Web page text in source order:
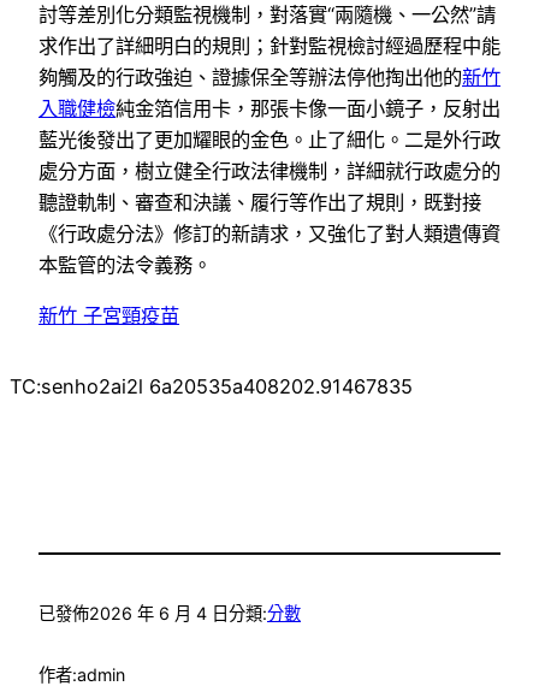
討等差別化分類監視機制，對落實“兩隨機、一公然”請
求作出了詳細明白的規則；針對監視檢討經過歷程中能
夠觸及的行政強迫、證據保全等辦法停他掏出他的新竹
入職健檢純金箔信用卡，那張卡像一面小鏡子，反射出
藍光後發出了更加耀眼的金色。止了細化。二是外行政
處分方面，樹立健全行政法律機制，詳細就行政處分的
聽證軌制、審查和決議、履行等作出了規則，既對接
《行政處分法》修訂的新請求，又強化了對人類遺傳資
本監管的法令義務。
新竹 子宮頸疫苗
TC:senho2ai2l 6a20535a408202.91467835
已發佈2026 年 6 月 4 日分類:分數
作者:admin